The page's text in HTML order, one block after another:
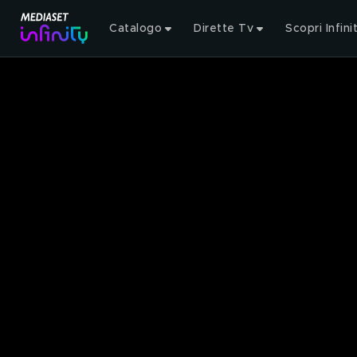
Catalogo Dirette Tv Scopri